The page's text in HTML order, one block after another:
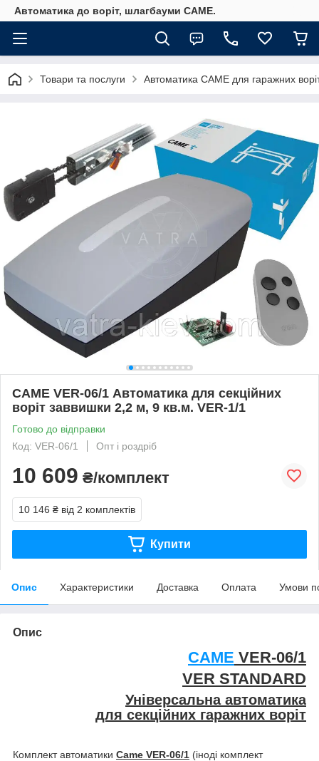
Автоматика до воріт, шлагбауми CAME.
Товари та послуги Автоматика САМЕ для гаражних
CAME VER-06/1 Автоматика для секційних
воріт заввишки 2,2 м, 9 кв.м. VER-1/1
Готово до відправки
Код: VER-06/1
Опт і роздріб
10 609 ₴/комплект
10 146 ₴ від 2 комплектів
Купити
Опис Характеристики Доставка Оплата Умови
Опис
CAME VER-06/1
VER STANDARD
Універсальна автоматика
для секційних гаражних воріт
Комплект автоматики Came VER-06/1 (іноді комплект